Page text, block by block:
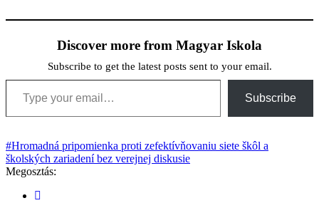
Discover more from Magyar Iskola
Subscribe to get the latest posts sent to your email.
Type your email…
Subscribe
#Hromadná pripomienka proti zefektívňovaniu siete škôl a
školských zariadení bez verejnej diskusie
Megosztás: